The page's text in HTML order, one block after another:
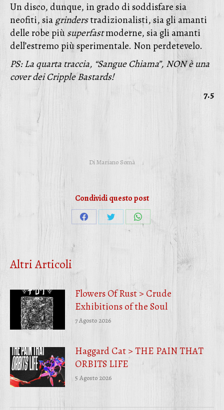
Un disco, dunque, in grado di soddisfare sia
neofiti, siagrinderstradizionalisti, sia gli amanti
delle robe piùsuperfastmoderne, sia gli amanti
dell’estremo più sperimentale. Non perdetevelo.
PS: La quarta traccia, “Sangue Chiama”, NON è una
cover dei Cripple Bastards!
7.5
DiMariano Somà
Condividi questo post
CondividiCondividiCondividi
WhatsApp
Altri Articoli
Flowers Of Rust > Crude
Exhibitions of the Soul
7 Agosto 2026
Haggard Cat > THE PAIN THAT
ORBITS LIFE
5 Agosto 2026